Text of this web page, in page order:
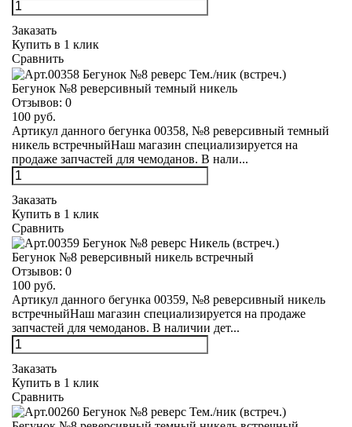
Заказать
Купить в 1 клик
Сравнить
Бегунок №8 реверсивный темный никель
Отзывов: 0
100 руб.
Артикул данного бегунка 00358, №8 реверсивный темный
никель встречныйНаш магазин специализируется на
продаже запчастей для чемоданов. В нали...
Заказать
Купить в 1 клик
Сравнить
Бегунок №8 реверсивный никель встречный
Отзывов: 0
100 руб.
Артикул данного бегунка 00359, №8 реверсивный никель
встречныйНаш магазин специализируется на продаже
запчастей для чемоданов. В наличии дет...
Заказать
Купить в 1 клик
Сравнить